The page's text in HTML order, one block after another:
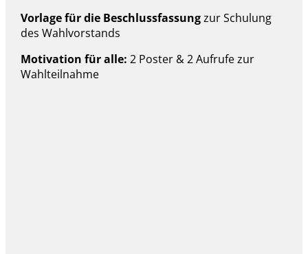
Vorlage für die Beschlussfassungzur Schulung
des Wahlvorstands
Motivation für alle: 2 Poster & 2 Aufrufe zur
Wahlteilnahme